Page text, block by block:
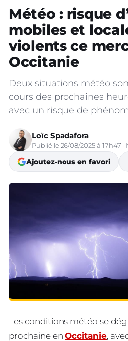
Météo : risque
mobiles et
violents ce
Occitanie
Deux situations météo
cours des prochaines
avec un risque de
Loïc Spadafora
Publié le 26/08/2025 à 17h47 ·
Ajoutez-nous en favori
Les conditions météo se
prochaine en Occitanie,